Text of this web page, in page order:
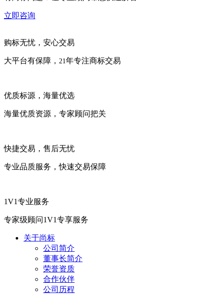
立即咨询
购标无忧，安心交易
大平台有保障， 21年专注商标交易
优质标源，海量优选
海量优质资源，专家顾问把关
快捷交易，售后无忧
专业品质服务，快速交易保障
1V1专业服务
专家级顾问1V1专享服务
关于尚标
公司简介
董事长简介
荣誉资质
合作伙伴
公司历程